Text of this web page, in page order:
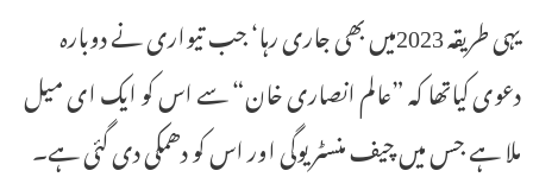
یہی طریقہ 2023میں بھی جاری رہا‘ جب تیواری نے دوبارہ
دعوی کیاتھا کہ ”عالم انصاری خان“ سے اس کو ایک ای میل
ملا ہے جس میں چیف منسٹر یوگی اور اس کو دھمکی دی گئی ہے۔